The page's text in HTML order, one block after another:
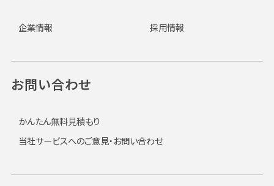
企業情報 採用情報
お問い合わせ
かんたん無料見積もり
当社サービスへのご意見・お問い合わせ